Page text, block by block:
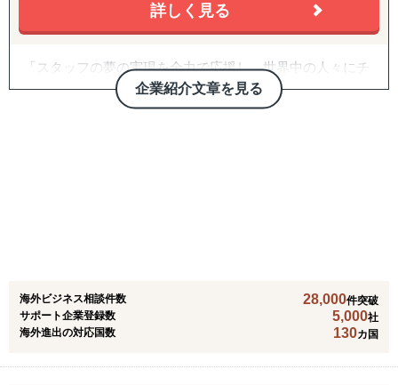
詳しく見る
企業紹介文章を見る
「スタッフの夢の実現を全力で応援し、世界中の人々にチ
ャンスをつくれるよう新たな雇用づくりにチャレンジし続
通じて、語学・ビザ条件に応じた仕事情報の提供から面
接・就業サポートまで対応。
海外ビジネス相談件数 28,000件突破
サポート企業登録数
5,000社
海外進出の対応国数
130カ国